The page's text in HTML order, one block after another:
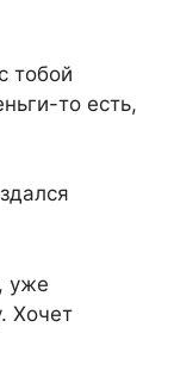
тобой
то есть,
уже
Хочет